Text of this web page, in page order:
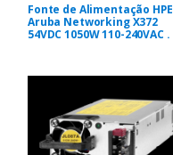
Fonte de Alimentação HPE
Aruba Networking X372
54VDC 1050W 110-240VAC .